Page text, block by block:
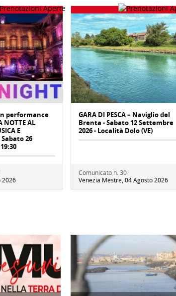
performance
AL
E
Sabato 26
2026
GARA DI PESCA – Naviglio del
Brenta - Sabato 12 Settembre
2026 - Località Dolo (VE)
Comunicato n. 30
Venezia Mestre, 04 Agosto 2026